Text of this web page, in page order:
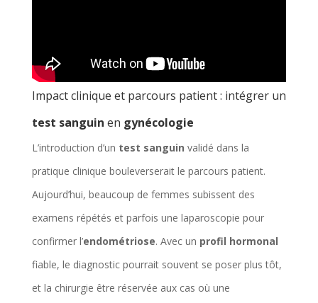
Impact clinique et parcours patient : intégrer un
test sanguin en gynécologie
L’introduction d’un test sanguin validé dans la
pratique clinique bouleverserait le parcours patient.
Aujourd’hui, beaucoup de femmes subissent des
examens répétés et parfois une laparoscopie pour
confirmer l’endométriose. Avec un profil hormonal
fiable, le diagnostic pourrait souvent se poser plus tôt,
et la chirurgie être réservée aux cas où une